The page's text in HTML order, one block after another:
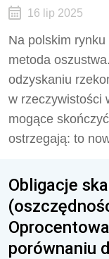
16 lip 2025
Na polskim rynku
metoda
odzyskaniu
w rzeczywistości
mogące
ostrzegają: to
Obligacje
porównaniu